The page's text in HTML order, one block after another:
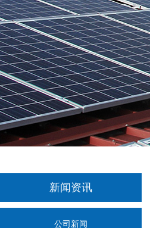
新闻资讯
公司新闻